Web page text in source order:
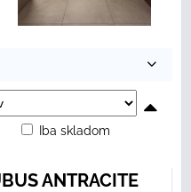
Iba skladom
ANTRACITE